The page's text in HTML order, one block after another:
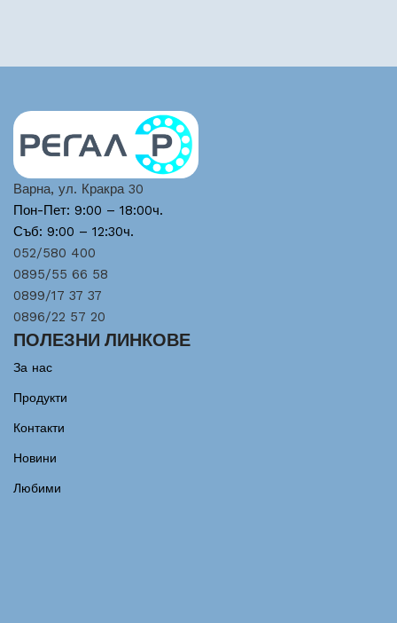
Варна, ул. Кракра 30
Пон-Пет: 9:00 – 18:00ч.
Съб: 9:00 – 12:30ч.
052/580 400
0895/55 66 58
0899/17 37 37
0896/22 57 20
ПОЛЕЗНИ ЛИНКОВЕ
За нас
Продукти
Контакти
Новини
Любими